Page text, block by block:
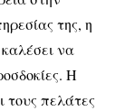
της, η
να
Η
τους πελάτες